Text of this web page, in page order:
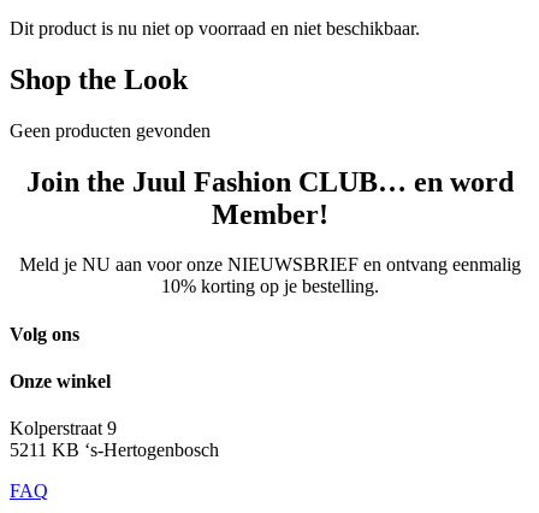
Dit product is nu niet op voorraad en niet beschikbaar.
Shop the Look
Geen producten gevonden
Join the Juul Fashion CLUB… en word
Member!
Meld je NU aan voor onze NIEUWSBRIEF en ontvang eenmalig
10% korting op je bestelling.
Volg ons
Onze winkel
Kolperstraat 9
5211 KB ‘s-Hertogenbosch
FAQ